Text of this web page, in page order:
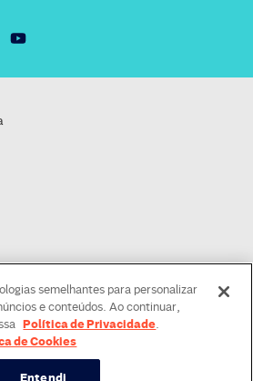
semelhantes para personalizar
e conteúdos. Ao continuar,
Política de Privacidade.
de Cookies
Entendi